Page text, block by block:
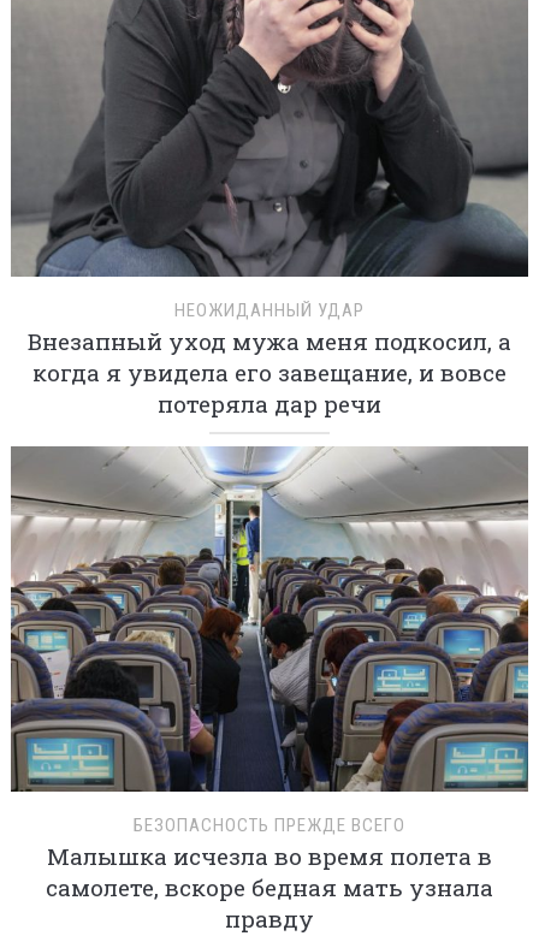
НЕОЖИДАННЫЙ УДАР
Внезапный уход мужа меня подкосил, а
когда я увидела его завещание, и вовсе
потеряла дар речи
БЕЗОПАСНОСТЬ ПРЕЖДЕ ВСЕГО
Малышка исчезла во время полета в
самолете, вскоре бедная мать узнала
правду